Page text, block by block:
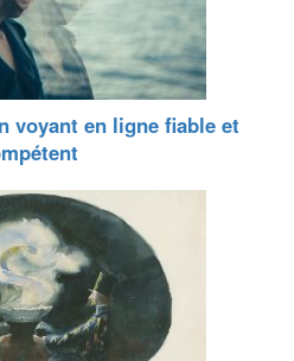
voyant en ligne fiable et